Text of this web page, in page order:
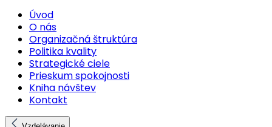
Úvod
O nás
Organizačná štruktúra
Politika kvality
Strategické ciele
Prieskum spokojnosti
Kniha návštev
Kontakt